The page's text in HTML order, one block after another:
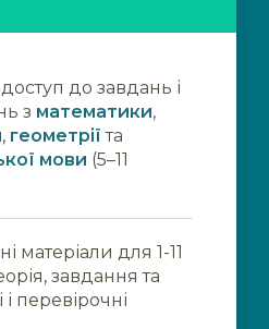
до завдань і
з математики,
, геометрії та
мови (5–11
матеріали для 1-11
завдання та
перевірочні